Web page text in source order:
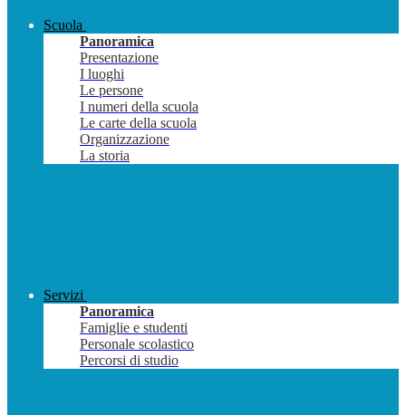
Scuola
Panoramica
Presentazione
I luoghi
Le persone
I numeri della scuola
Le carte della scuola
Organizzazione
La storia
Servizi
Panoramica
Famiglie e studenti
Personale scolastico
Percorsi di studio